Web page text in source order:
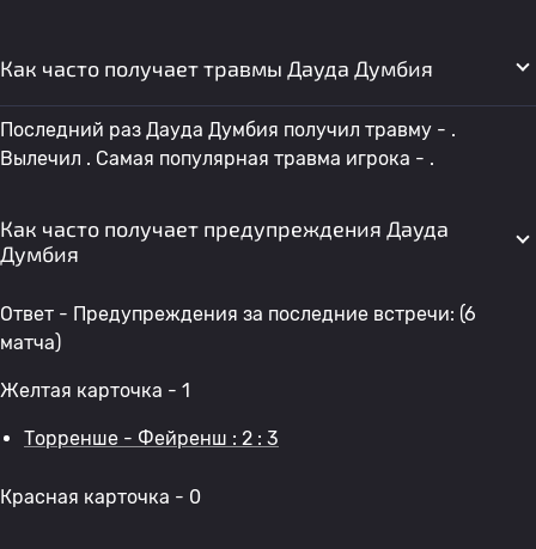
Как часто получает травмы Дауда Думбия
Последний раз Дауда Думбия получил травму - .
Вылечил . Самая популярная травма игрока - .
Как часто получает предупреждения Дауда
Думбия
Ответ - Предупреждения за последние встречи: (6
матча)
Желтая карточка - 1
Торренше - Фейренш : 2 : 3
Красная карточка - 0